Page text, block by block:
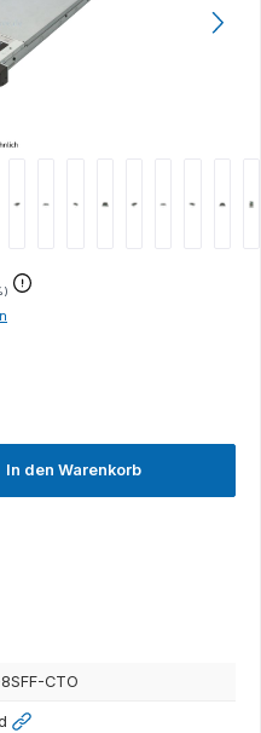
In den Warenkorb
CTO